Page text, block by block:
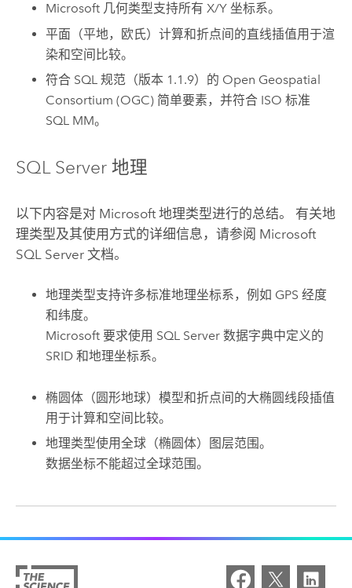
Microsoft 几何类型支持所有 X/Y 坐标系。
平面（平地，欧氏）计算和折点间的直线插值用于渲
染和空间比较。
符合 SQL 规范（版本 1.1.9）的 Open Geospatial
Consortium (OGC) 简单要素，并符合 ISO 标准
SQL MM。
SQL Server地理
以下内容是对 Microsoft地理类型进行的总结。 有关地
理类型及其使用方式的详细信息，请参阅 Microsoft
SQL Server文档。
地理类型支持许多标准地理坐标系，例如 GPS 经度
和纬度。
Microsoft 要求使用 SQL Server 数据字典中定义的
SRID 和地理坐标系。
椭圆体（圆形地球）模型和折点间的大椭圆线段插值
用于计算和空间比较。
地理类型使用全球（椭圆体）图层范围。
数据坐标不能超过全球范围。